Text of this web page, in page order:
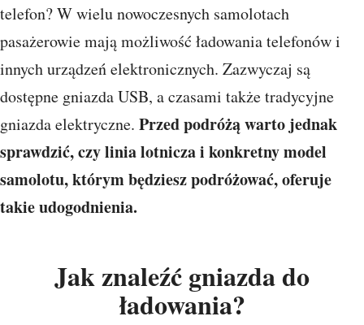
telefon? W wielu nowoczesnych samolotach
pasażerowie mają możliwość ładowania telefonów i
innych urządzeń elektronicznych. Zazwyczaj są
dostępne gniazda USB, a czasami także tradycyjne
gniazda elektryczne. Przed podróżą warto jednak
sprawdzić, czy linia lotnicza i konkretny model
samolotu, którym będziesz podróżować, oferuje
takie udogodnienia.
Jak znaleźć gniazda do
ładowania?